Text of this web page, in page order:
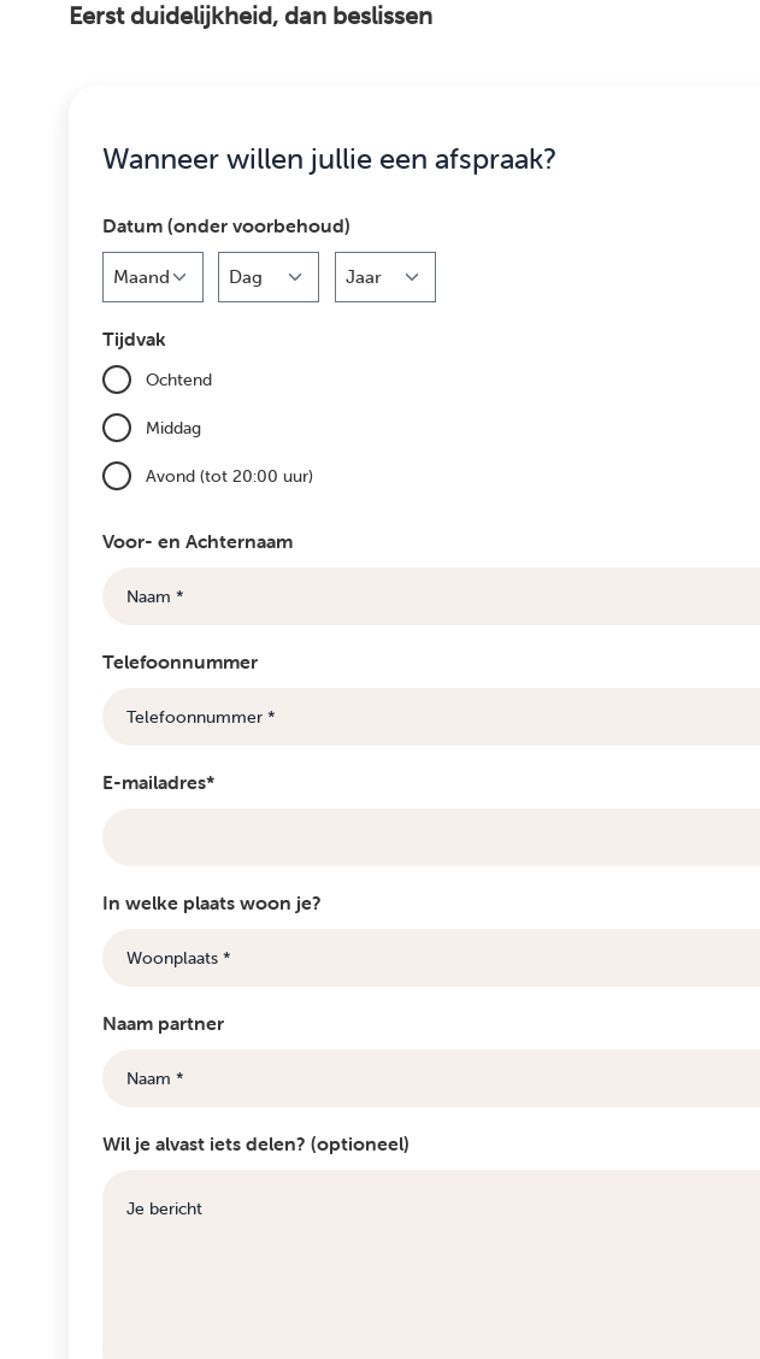
Eerst duidelijkheid, dan beslissen
Wanneer willen jullie een afspraak?
Datum (onder voorbehoud)
Tijdvak
Ochtend
Middag
Avond (tot 20:00 uur)
Voor- en Achternaam
Telefoonnummer
E-mailadres*
In welke plaats woon je?
Naam partner
Wil je alvast iets delen? (optioneel)